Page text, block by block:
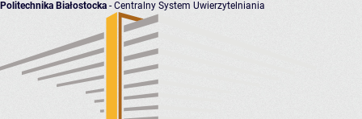
Politechnika Białostocka - Centralny System Uwierzytelniania